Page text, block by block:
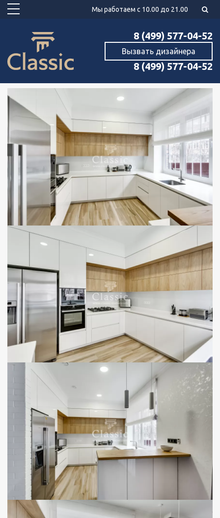
Мы работаем с 10.00 до 21.00
8 (499) 577-04-52
Вызвать дизайнера
8 (499) 577-04-52